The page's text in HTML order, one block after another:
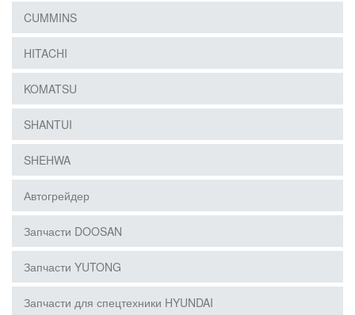
CUMMINS
HITACHI
KOMATSU
SHANTUI
SHEHWA
Автогрейдер
Запчасти DOOSAN
Запчасти YUTONG
Запчасти для спецтехники HYUNDAI